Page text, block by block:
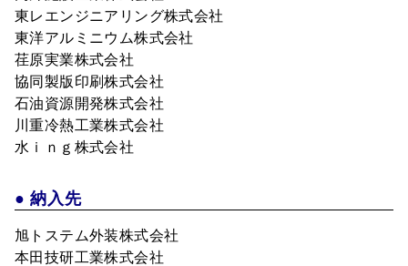
東レエンジニアリング株式会社
東洋アルミニウム株式会社
荏原実業株式会社
協同製版印刷株式会社
石油資源開発株式会社
川重冷熱工業株式会社
水ｉｎｇ株式会社
● 納入先
旭トステム外装株式会社
本田技研工業株式会社